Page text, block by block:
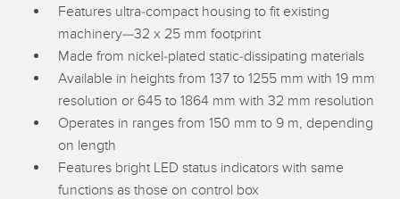
Sensori a ultrasuoni
Amplificatori a fibra ottica
Fibra ottica
Sensori di luminescenza, colori e tacche di registro
Monitoraggio/efficacia complessiva dei macchinari
Overall Equipment Effectiveness (OEE)
Richiesta di componenti, servizi o prelievo di pallet
Rilevamento del bordo iniziale
Monitoraggio del livello di un serbatoio
Features ultra-compact housing to fit existing
machinery—32 x 25 mm footprint
Made from nickel-plated static-dissipating materials
Available in heights from 137 to 1255 mm with 19 mm
resolution or 645 to 1864 mm with 32 mm resolution
Operates in ranges from 150 mm to 9 m, depending
on length
Features bright LED status indicators with same
functions as those on control box